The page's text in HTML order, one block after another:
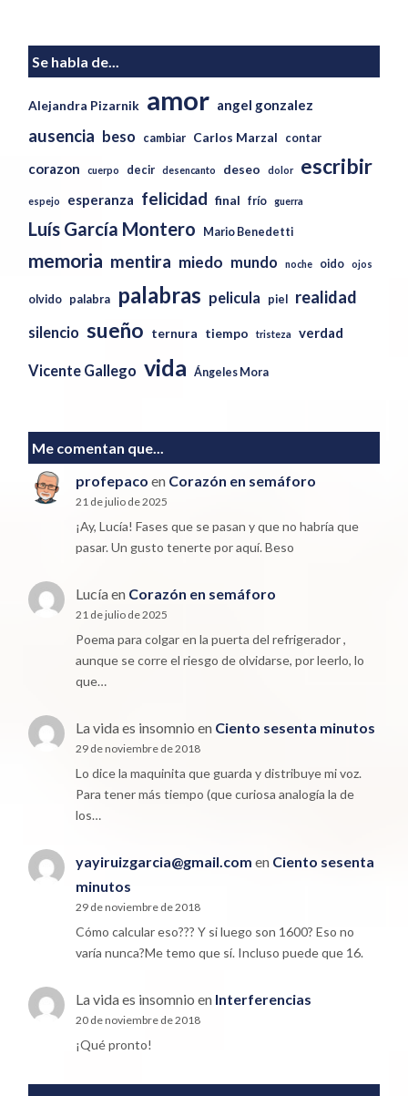
Se habla de...
Alejandra Pizarnik amor angel gonzalez
ausencia beso cambiar Carlos Marzal contar
corazon cuerpo decir desencanto deseo dolor escribir
espejo esperanza felicidad final frío guerra
Luís García Montero Mario Benedetti
memoria mentira miedo mundo noche oido ojos
olvido palabra palabras pelicula piel realidad
silencio sueño ternura tiempo tristeza verdad
Vicente Gallego vida Ángeles Mora
Me comentan que...
profepaco en Corazón en semáforo
21 de julio de 2025
¡Ay, Lucía! Fases que se pasan y que no habría que
pasar. Un gusto tenerte por aquí. Beso
Lucíaen Corazón en semáforo
21 de julio de 2025
Poema para colgar en la puerta del refrigerador ,
aunque se corre el riesgo de olvidarse, por leerlo, lo
que…
La vida es insomnio en Ciento sesenta minutos
29 de noviembre de 2018
Lo dice la maquinita que guarda y distribuye mi voz.
Para tener más tiempo (que curiosa analogía la de
los…
yayiruizgarcia@gmail.com en Ciento sesenta
minutos
29 de noviembre de 2018
Cómo calcular eso??? Y si luego son 1600? Eso no
varía nunca?Me temo que sí. Incluso puede que 16.
La vida es insomnio en Interferencias
20 de noviembre de 2018
¡Qué pronto!